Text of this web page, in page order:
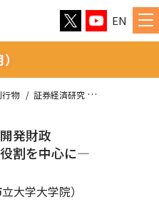
EN
行物 証券経済研究
発財政
割を中心に―
学大学院）